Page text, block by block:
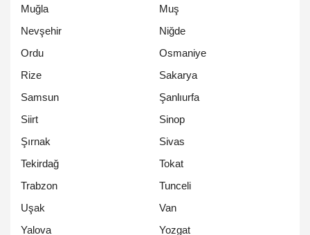
Muğla
Muş
Nevşehir
Niğde
Ordu
Osmaniye
Rize
Sakarya
Samsun
Şanlıurfa
Siirt
Sinop
Şırnak
Sivas
Tekirdağ
Tokat
Trabzon
Tunceli
Uşak
Van
Yalova
Yozgat